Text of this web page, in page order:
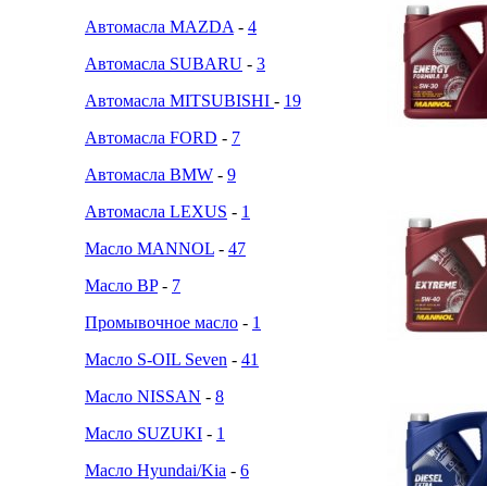
Автомасла MAZDA - 4
Автомасла SUBARU - 3
Автомасла MITSUBISHI - 19
Автомасла FORD - 7
Автомасла BMW - 9
Автомасла LEXUS - 1
Масло MANNOL - 47
Масло BP- 7
Промывочное масло - 1
Масло S-OIL Seven - 41
Масло NISSAN - 8
Масло SUZUKI - 1
Масло Hyundai/Kia - 6